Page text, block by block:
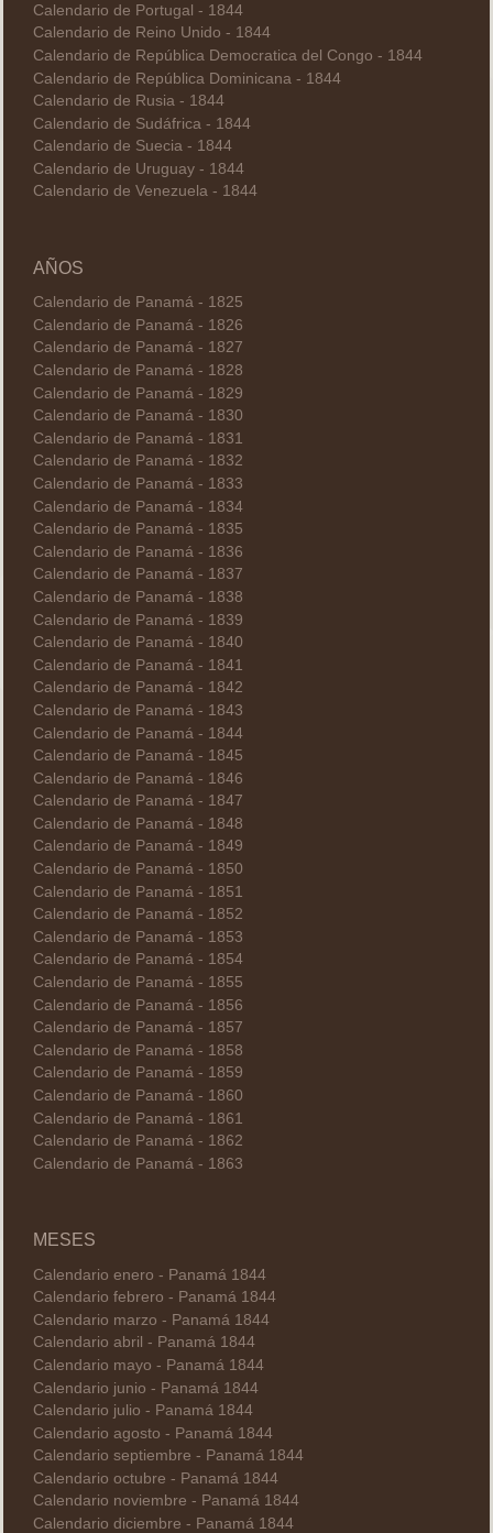
Calendario de Portugal - 1844
Calendario de Reino Unido - 1844
Calendario de República Democratica del Congo - 1844
Calendario de República Dominicana - 1844
Calendario de Rusia - 1844
Calendario de Sudáfrica - 1844
Calendario de Suecia - 1844
Calendario de Uruguay - 1844
Calendario de Venezuela - 1844
AÑOS
Calendario de Panamá - 1825
Calendario de Panamá - 1826
Calendario de Panamá - 1827
Calendario de Panamá - 1828
Calendario de Panamá - 1829
Calendario de Panamá - 1830
Calendario de Panamá - 1831
Calendario de Panamá - 1832
Calendario de Panamá - 1833
Calendario de Panamá - 1834
Calendario de Panamá - 1835
Calendario de Panamá - 1836
Calendario de Panamá - 1837
Calendario de Panamá - 1838
Calendario de Panamá - 1839
Calendario de Panamá - 1840
Calendario de Panamá - 1841
Calendario de Panamá - 1842
Calendario de Panamá - 1843
Calendario de Panamá - 1844
Calendario de Panamá - 1845
Calendario de Panamá - 1846
Calendario de Panamá - 1847
Calendario de Panamá - 1848
Calendario de Panamá - 1849
Calendario de Panamá - 1850
Calendario de Panamá - 1851
Calendario de Panamá - 1852
Calendario de Panamá - 1853
Calendario de Panamá - 1854
Calendario de Panamá - 1855
Calendario de Panamá - 1856
Calendario de Panamá - 1857
Calendario de Panamá - 1858
Calendario de Panamá - 1859
Calendario de Panamá - 1860
Calendario de Panamá - 1861
Calendario de Panamá - 1862
Calendario de Panamá - 1863
MESES
Calendario enero - Panamá 1844
Calendario febrero - Panamá 1844
Calendario marzo - Panamá 1844
Calendario abril - Panamá 1844
Calendario mayo - Panamá 1844
Calendario junio - Panamá 1844
Calendario julio - Panamá 1844
Calendario agosto - Panamá 1844
Calendario septiembre - Panamá 1844
Calendario octubre - Panamá 1844
Calendario noviembre - Panamá 1844
Calendario diciembre - Panamá 1844